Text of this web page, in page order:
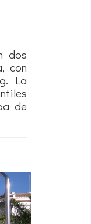
dos
con
La
de